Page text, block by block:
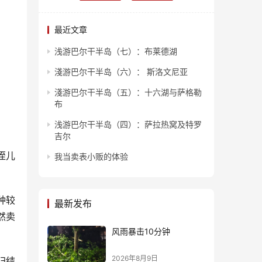
儿
较
卖
最近文章
浅游巴尔干半岛（七）：布莱德湖
淺游巴尔干半岛（六）： 斯洛文尼亚
淺游巴尔干半岛（五）：十六湖与萨格勒
布
浅游巴尔干半岛（四）：萨拉热窝及特罗
吉尔
我当卖表小贩的体验
最新发布
风雨暴击10分钟
2026年8月9日